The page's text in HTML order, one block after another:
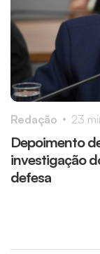
Depoimento
investigação
defesa
Redação 23